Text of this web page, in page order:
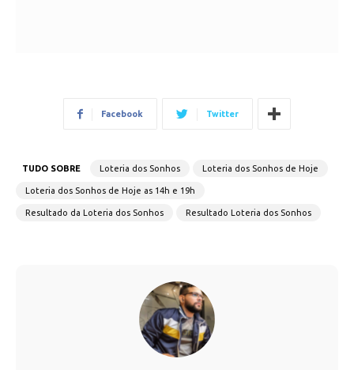
Facebook Twitter
TUDO SOBRE Loteria dos Sonhos Loteria dos Sonhos de Hoje
Loteria dos Sonhos de Hoje as 14h e 19h
Resultado da Loteria dos Sonhos Resultado Loteria dos Sonhos